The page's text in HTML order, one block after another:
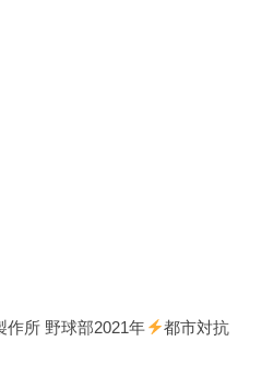
作所 野球部2021年
都市対抗